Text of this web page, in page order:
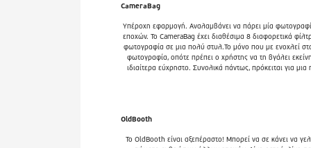
CameraBag
Υπέροχη εφαρμογή. Αναλαμβάνει να πάρει μία
εποχών. Το CameraBag έχει διαθέσιμα 8 διαφορετικά
φωτογραφία σε μια πολύ στυλ.Το μόνο που με ενοχλεί
φωτογραφία, οπότε πρέπει ο χρήστης να τη βγάλει
ιδιαίτερα εύχρηστο. Συνολικά πάντως, πρόκειται για
OldBooth
Το OldBooth είναι αξεπέραστο! Μπορεί να σε κάνει να